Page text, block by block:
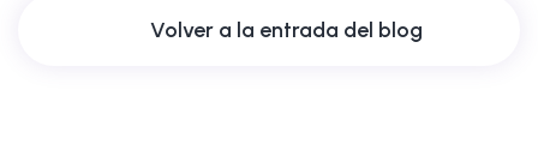
Volver a la entrada del blog